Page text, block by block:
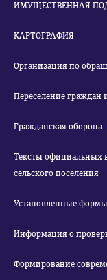
ИМУЩЕСТВЕННАЯ
КАРТОГРАФИЯ
Организация по
Переселение
Гражданская оборона
Тексты официальных
сельского поселения
Установленные
Информация о